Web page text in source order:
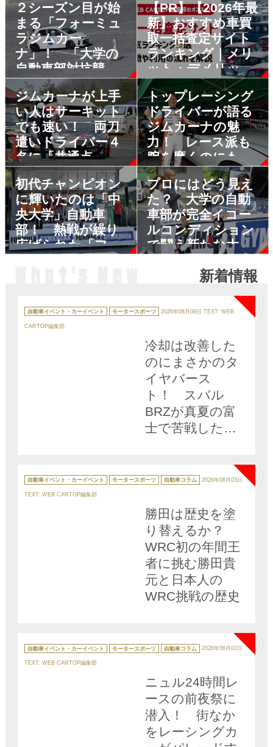
２シーズン目が始
まる「フォーミュ
ラジムカー
ナ」！ 「大学の
自動車部対抗競
技」をなぜ大企業
が支援するのか？
【PR】【2026年最
新】おすすめ車買
取一括査定サイト
ランキング｜メリ
ット・デメリット
も解説
ジムカーナが上手
い人はサーキット
でも速い！ 両刀
遣いドライバー４
名に「共通点」と
「相違点」を聞い
てみた
トップレーシング
ドライバーが語る
ジムカーナの魅
力！ レース派も
腕を磨くのにもっ
てこいの競技だっ
た
初代チャンピオン
に輝いたのは「中
央大学」自動車
部！ 熱戦が繰り
広げられた「フォ
ーレ
プロにはどう見え
た？ 大学の自動
車部が完全イコー
ルコンディション
で闘う新たな大会
ムカーナ」で５人
に印象を聞いた
新着情報
テ
ゴ
ー
自動車イベント・カーイベント モータースポーツ 2026年08月08日 TEXT: WEB
CARTOP編集部
NEW
冷却は改善した
のにまさかのタ
イヤバース
ト！ スバル
BRZが真夏の富
士で苦戦した理
テ
ゴ
ー
自動車イベント・カーイベント モータースポーツ 自動車コラム 2026年08月03日
TEXT: WEB CARTOP編集部
勝田は歴史を塗
り替えるか？
WRC初の年間王
者に挑む勝田貴
元と日本人の
WRC挑戦の歴史
テ
ゴ
ー
自動車イベント・カーイベント モータースポーツ 自動車コラム 2026年08月02日
TEXT: WEB CARTOP編集部
ニュル24時間レ
ースの前夜祭に
潜入！ 街なか
をレーシングカ